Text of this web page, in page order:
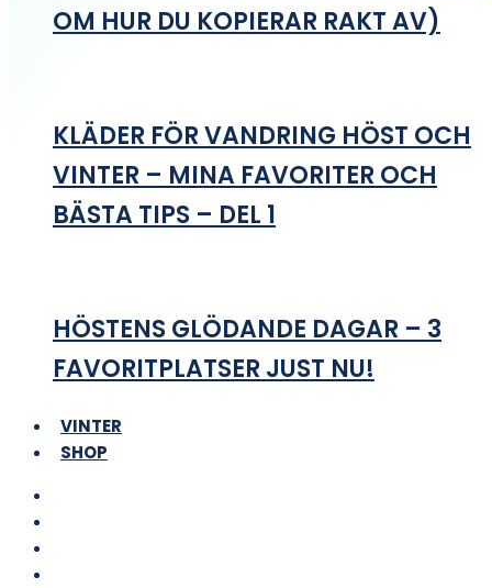
OM HUR DU KOPIERAR RAKT AV)
KLÄDER FÖR VANDRING HÖST OCH
VINTER – MINA FAVORITER OCH
BÄSTA TIPS – DEL 1
HÖSTENS GLÖDANDE DAGAR – 3
FAVORITPLATSER JUST NU!
VINTER
SHOP